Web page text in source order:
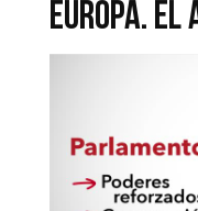
EUROPA. EL